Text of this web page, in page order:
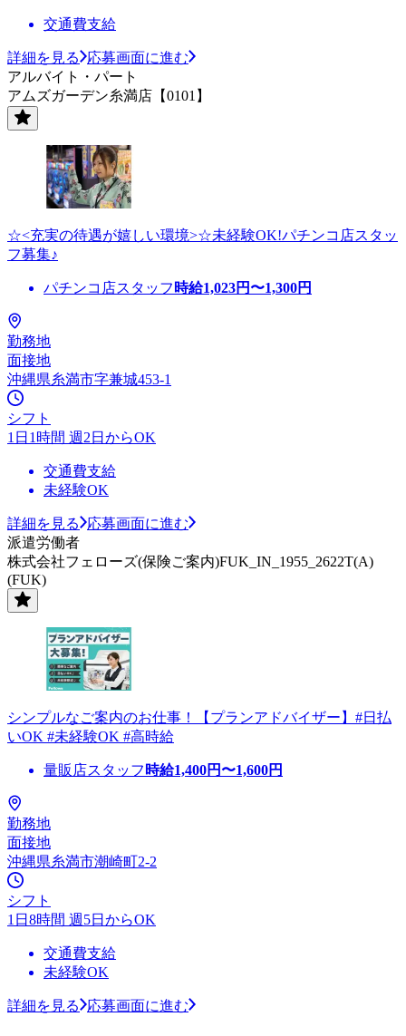
交通費支給
詳細を見る
応募画面に進む
アルバイト・パート
アムズガーデン糸満店【0101】
☆<充実の待遇が嬉しい環境>☆未経験OK!パチンコ店スタッ
フ募集♪
パチンコ店スタッフ 時給1,023円〜1,300円
勤務地
面接地
沖縄県糸満市字兼城453-1
シフト
1日1時間 週2日からOK
交通費支給
未経験OK
詳細を見る
応募画面に進む
派遣労働者
株式会社フェローズ(保険ご案内)FUK_IN_1955_2622T(A)
(FUK)
シンプルなご案内のお仕事！【プランアドバイザー】#日払
いOK #未経験OK #高時給
量販店スタッフ 時給1,400円〜1,600円
勤務地
面接地
沖縄県糸満市潮崎町2-2
シフト
1日8時間 週5日からOK
交通費支給
未経験OK
詳細を見る 応募画面に進む